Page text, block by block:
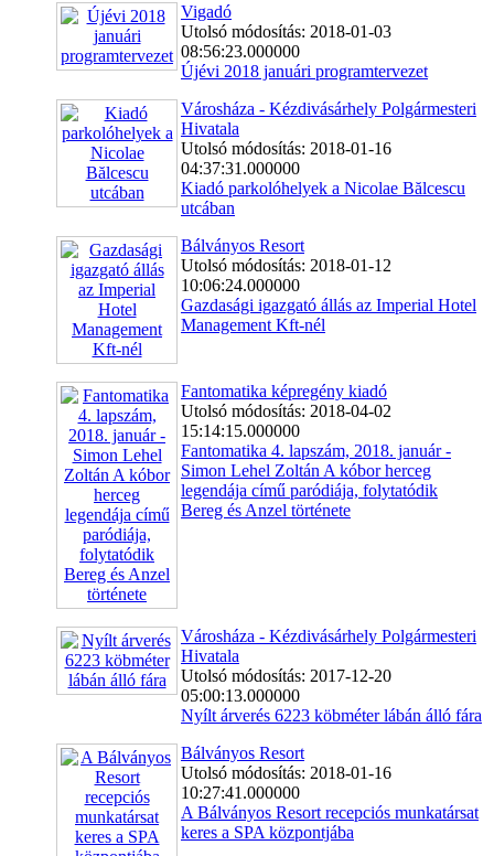
Vigadó
Utolsó módosítás: 2018-01-03
08:56:23.000000
Újévi 2018 januári programtervezet
Városháza - Kézdivásárhely Polgármesteri
Hivatala
Utolsó módosítás: 2018-01-16
04:37:31.000000
Kiadó parkolóhelyek a Nicolae Bălcescu
utcában
Bálványos Resort
Utolsó módosítás: 2018-01-12
10:06:24.000000
Gazdasági igazgató állás az Imperial Hotel
Management Kft-nél
Fantomatika képregény kiadó
Utolsó módosítás: 2018-04-02
15:14:15.000000
Fantomatika 4. lapszám, 2018. január -
Simon Lehel Zoltán A kóbor herceg
legendája című paródiája, folytatódik
Bereg és Anzel története
Városháza - Kézdivásárhely Polgármesteri
Hivatala
Utolsó módosítás: 2017-12-20
05:00:13.000000
Nyílt árverés 6223 köbméter lábán álló fára
Bálványos Resort
Utolsó módosítás: 2018-01-16
10:27:41.000000
A Bálványos Resort recepciós munkatársat
keres a SPA központjába